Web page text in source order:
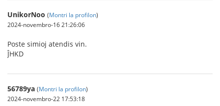
UnikorNoo (Montri la profilon)
2024-novembro-16 21:26:06
Poste simioj atendis vin.
ĴHKD
56789ya (Montri la profilon)
2024-novembro-22 17:53:18